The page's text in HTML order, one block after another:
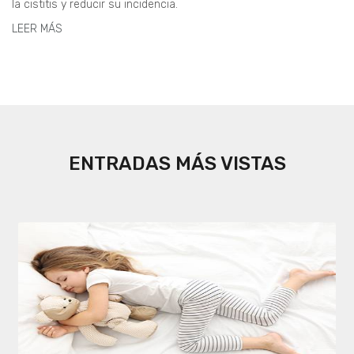
la cistitis y reducir su incidencia.
LEER MÁS
ENTRADAS MÁS VISTAS